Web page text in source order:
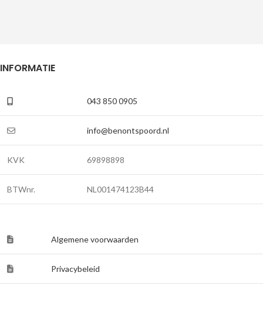
INFORMATIE
043 850 0905
info@benontspoord.nl
KVK 69898898
BTWnr. NL001474123B44
Algemene voorwaarden
Privacybeleid